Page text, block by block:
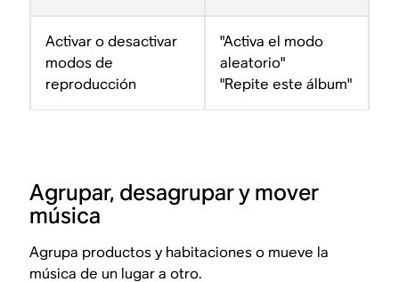
Activar o desactivar
modos de
reproducción
"Activa el modo
aleatorio"
"Repite este álbum"
Agrupar, desagrupar y mover
música
Agrupa productos y habitaciones o mueve la
música de un lugar a otro.